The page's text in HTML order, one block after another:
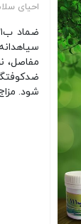
احیای
مفاصل،
شود.